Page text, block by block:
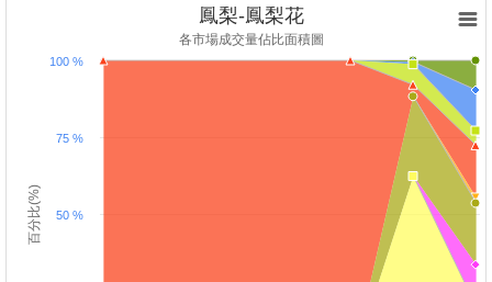
百分比(%)
鳳梨-鳳梨花
各市場成交量佔比面積圖
50 %
75 %
100 %